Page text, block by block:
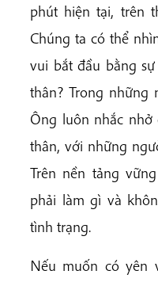
phút hiện tại, trên
Chúng ta có thể
vui bắt đầu bằng sự
thân? Trong những
Ông luôn nhắc
thân, với những
Trên nền tảng
phải làm gì và
tình trạng.
Nếu muốn có yên